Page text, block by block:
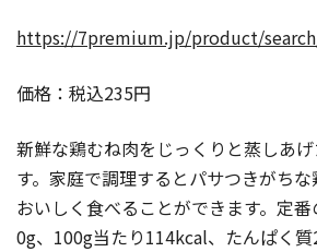
https://7premium.jp/product/
価格：税込235円
新鮮な鶏むね肉をじっくりと蒸しあ
す。家庭で調理するとパサつきがち
おいしく食べることができます。定
0g、100g当たり114kcal、たんぱく